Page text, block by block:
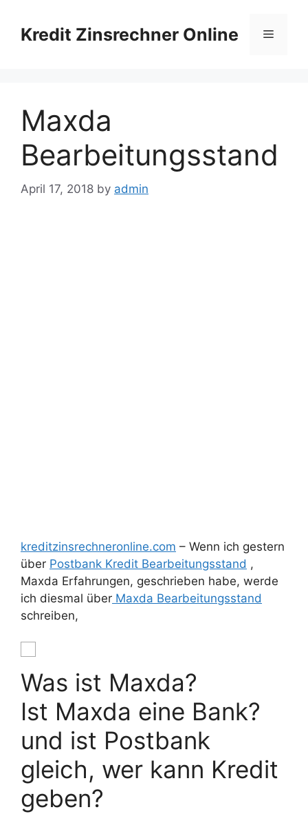
contentKredit Zinsrechner Online Menu
Maxda
Bearbeitungsstand
April 17, 2018 by admin
kreditzinsrechneronline.com – Wenn ich gestern
über Postbank Kredit Bearbeitungsstand ,
Maxda Erfahrungen, geschrieben habe, werde
ich diesmal über Maxda Bearbeitungsstand
schreiben,
Was ist Maxda?
Ist Maxda eine Bank?
und ist Postbank
gleich, wer kann Kredit
geben?